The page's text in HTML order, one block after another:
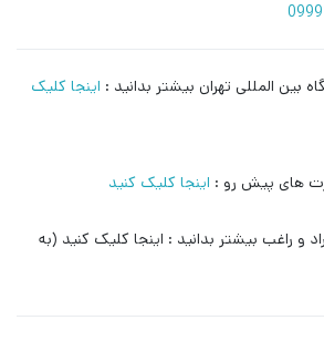
بین المللی تهران بیشتر بدانید : اینجا کلیک
های پیش رو : اینجا کلیک کنید
و راغب بیشتر بدانید : اینجا کلیک کنید (به